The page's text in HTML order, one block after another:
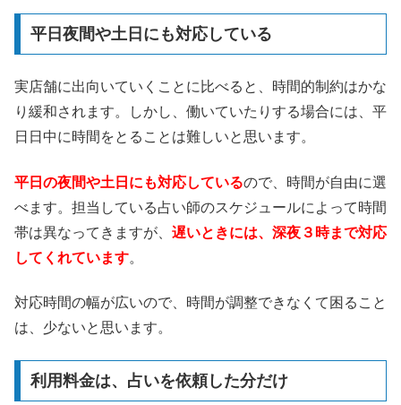
平日夜間や土日にも対応している
実店舗に出向いていくことに比べると、時間的制約はかな
り緩和されます。しかし、働いていたりする場合には、平
日日中に時間をとることは難しいと思います。
平日の夜間や土日にも対応しているので、時間が自由に選
べます。担当している占い師のスケジュールによって時間
帯は異なってきますが、 遅いときには、深夜３時まで対応
してくれています。
対応時間の幅が広いので、時間が調整できなくて困ること
は、少ないと思います。
利用料金は、占いを依頼した分だけ